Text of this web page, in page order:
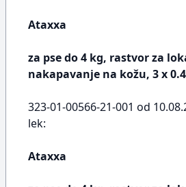
Ataxxa
za pse do 4 kg, rastvor za
nakapavanje na kožu, 3 x
323-01-00566-21-001 od
lek:
Ataxxa